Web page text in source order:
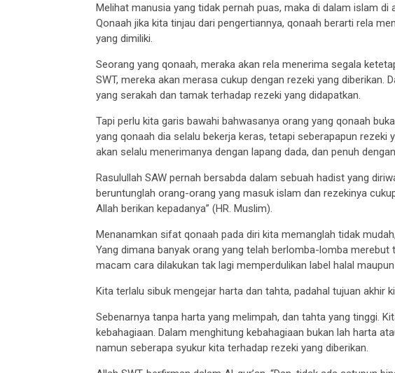
Melihat manusia yang tidak pernah puas, maka di dalam islam di
Qonaah jika kita tinjau dari pengertiannya, qonaah berarti rela
yang dimiliki.
Seorang yang qonaah, meraka akan rela menerima segala
SWT, mereka akan merasa cukup dengan rezeki yang diberikan.
yang serakah dan tamak terhadap rezeki yang didapatkan.
Tapi perlu kita garis bawahi bahwasanya orang yang qonaah
yang qonaah dia selalu bekerja keras, tetapi seberapapun rezeki
akan selalu menerimanya dengan lapang dada, dan penuh
Rasulullah SAW pernah bersabda dalam sebuah hadist yang
beruntunglah orang-orang yang masuk islam dan rezekinya
Allah berikan kepadanya” (HR. Muslim).
Menanamkan sifat qonaah pada diri kita memanglah tidak
Yang dimana banyak orang yang telah berlomba-lomba merebut
macam cara dilakukan tak lagi memperdulikan label halal maupun
Kita terlalu sibuk mengejar harta dan tahta, padahal tujuan akhir
Sebenarnya tanpa harta yang melimpah, dan tahta yang tinggi.
kebahagiaan. Dalam menghitung kebahagiaan bukan lah harta
namun seberapa syukur kita terhadap rezeki yang diberikan.